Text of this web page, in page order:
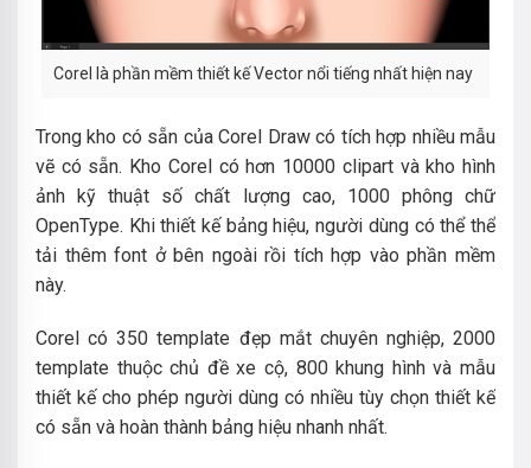
Corel là phần mềm thiết kế Vector nổi tiếng nhất hiện nay
Trong kho có sẵn của Corel Draw có tích hợp nhiều mẫu
vẽ có sẵn. Kho Corel có hơn 10000 clipart và kho hình
ảnh kỹ thuật số chất lượng cao, 1000 phông chữ
OpenType. Khi thiết kế bảng hiệu, người dùng có thể thể
tải thêm font ở bên ngoài rồi tích hợp vào phần mềm
này.
Corel có 350 template đẹp mắt chuyên nghiệp, 2000
template thuộc chủ đề xe cộ, 800 khung hình và mẫu
thiết kế cho phép người dùng có nhiều tùy chọn thiết kế
có sẵn và hoàn thành bảng hiệu nhanh nhất.